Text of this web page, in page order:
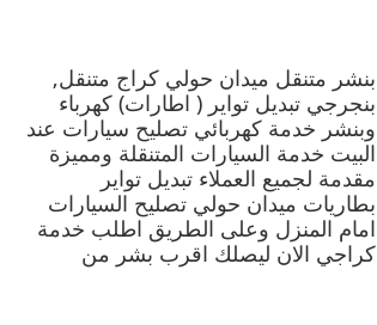
بنشر متنقل ميدان حولي كراج متنقل,
بنجرجي تبديل تواير ( اطارات) كهرباء
وبنشر خدمة كهربائي تصليح سيارات عند
البيت خدمة السيارات المتنقلة ومميزة
مقدمة لجميع العملاء تبديل تواير
بطاريات ميدان حولي تصليح السيارات
امام المنزل وعلى الطريق اطلب خدمة
كراجي الان ليصلك اقرب بشر من